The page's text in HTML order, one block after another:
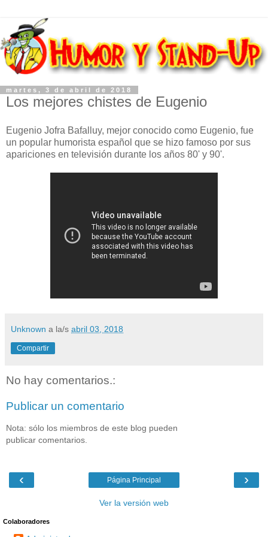
martes, 3 de abril de 2018
Los mejores chistes de Eugenio
Eugenio Jofra Bafalluy, mejor conocido como Eugenio, fue
un popular humorista español que se hizo famoso por sus
apariciones en televisión durante los años 80' y 90'.
Unknown a la/s abril 03, 2018
Compartir
No hay comentarios.:
Publicar un comentario
Nota: sólo los miembros de este blog pueden
publicar comentarios.
‹ ›
Página Principal
Ver la versión web
Colaboradores